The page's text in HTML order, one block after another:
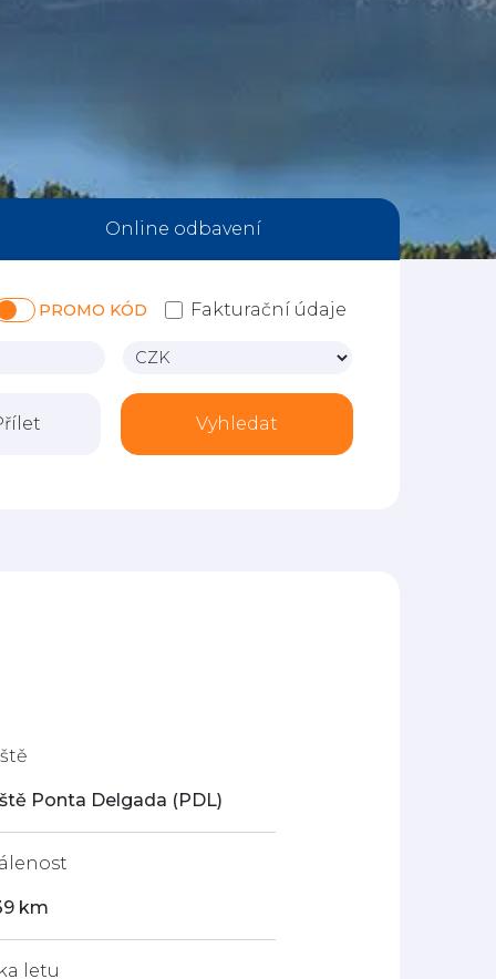
Online odbavení
PROMO KÓD Fakturační údaje
Vyhledat
Ponta Delgada (PDL)
km
letu